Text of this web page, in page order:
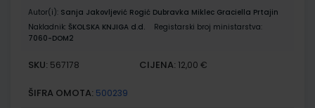
Autor(i): Sanja Jakovljević Rogić Dubravka Miklec Graciella Prtajin
Nakladnik: ŠKOLSKA KNJIGA d.d.
Registarski broj ministarstva:
7060-DOM2
SKU: 567178 CIJENA: 12,00 €
ŠIFRA OMOTA: 500239